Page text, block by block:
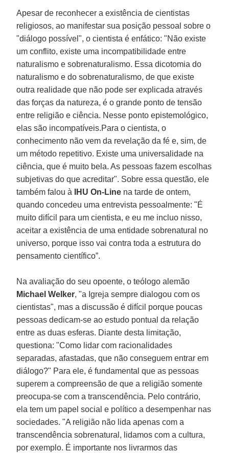
Apesar de reconhecer a existência de cientistas
religiosos, ao manifestar sua posição pessoal sobre o
"diálogo possível", o cientista é enfático: "Não existe
um conflito, existe uma incompatibilidade entre
naturalismo e sobrenaturalismo. Essa dicotomia do
naturalismo e do sobrenaturalismo, de que existe
outra realidade que não pode ser explicada através
das forças da natureza, é o grande ponto de tensão
entre religião e ciência. Nesse ponto epistemológico,
elas são incompatíveis.Para o cientista, o
conhecimento não vem da revelação da fé e, sim, de
um método repetitivo. Existe uma universalidade na
ciência, que é muito bela. As pessoas fazem escolhas
subjetivas do que acreditar". Sobre essa questão, ele
também falou à IHU On-Line na tarde de ontem,
quando concedeu uma entrevista pessoalmente: "É
muito difícil para um cientista, e eu me incluo nisso,
aceitar a existência de uma entidade sobrenatural no
universo, porque isso vai contra toda a estrutura do
pensamento científico”.
Na avaliação do seu opoente, o teólogo alemão
Michael Welker, "a Igreja sempre dialogou com os
cientistas", mas a discussão é difícil porque poucas
pessoas dedicam-se ao estudo pontual da relação
entre as duas esferas. Diante desta limitação,
questiona: "Como lidar com racionalidades
separadas, afastadas, que não conseguem entrar em
diálogo?" Para ele, é fundamental que as pessoas
superem a compreensão de que a religião somente
preocupa-se com a transcendência. Pelo contrário,
ela tem um papel social e político a desempenhar nas
sociedades. "A religião não lida apenas com a
transcendência sobrenatural, lidamos com a cultura,
por exemplo. É importante nos livrarmos das